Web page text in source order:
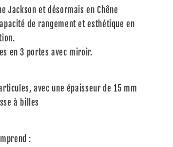
Jackson et désormais en Chêne
de rangement et esthétique en
en 3 portes avec miroir.
avec une épaisseur de 15 mm
à billes
: